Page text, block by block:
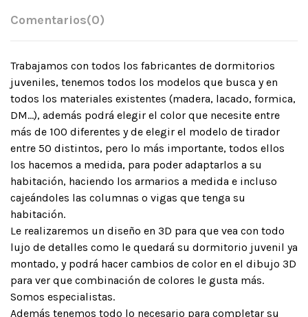
Comentarios(0)
Trabajamos con todos los fabricantes de dormitorios
juveniles, tenemos todos los modelos que busca y en
todos los materiales existentes (madera, lacado, formica,
DM…), además podrá elegir el color que necesite entre
más de 100 diferentes y de elegir el modelo de tirador
entre 50 distintos, pero lo más importante, todos ellos
los hacemos a medida, para poder adaptarlos a su
habitación, haciendo los armarios a medida e incluso
cajeándoles las columnas o vigas que tenga su
habitación.
Le realizaremos un diseño en 3D para que vea con todo
lujo de detalles como le quedará su dormitorio juvenil ya
montado, y podrá hacer cambios de color en el dibujo 3D
para ver que combinación de colores le gusta más.
Somos especialistas.
Además tenemos todo lo necesario para completar su